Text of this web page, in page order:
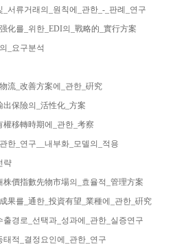
서류거래의_원칙에_관한_-_판례_연구
化를_위한_EDI의_戰略的_實行方案
_요구분석
流_改善方案에_관한_硏究
出保險의_活性化_方案
權移轉時期에_관한_考察
한_연구__내부화_모델의_적용
략
株價指數先物市場의_효율적_管理方案
果를_通한_投資有望_業種에_관한_硏究
경로_선택과_성과에_관한_실증연구
적_결정요인에_관한_연구